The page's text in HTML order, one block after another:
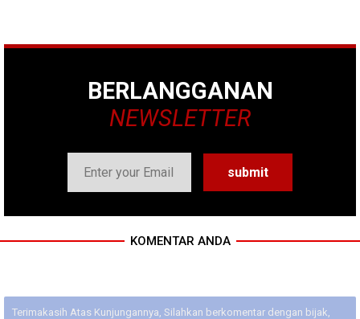
BERLANGGANAN
NEWSLETTER
KOMENTAR ANDA
Terimakasih Atas Kunjungannya, Silahkan berkomentar dengan bijak,